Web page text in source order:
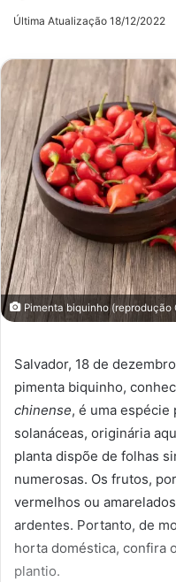
Última Atualização 18/12/2022
Pimenta biquinho (reprodução
Salvador, 18 de
pimenta biquinho,
chinense, é uma espécie
solanáceas, originária
planta dispõe de folhas
numerosas. Os frutos,
vermelhos ou
ardentes. Portanto, de
horta doméstica, confira
plantio.